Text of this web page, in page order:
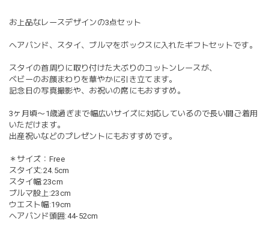
お上品なレースデザインの3点セット
ヘアバンド、スタイ、ブルマをボックスに入れたギフトセットです。
スタイの首周りに取り付けた大ぶりのコットンレースが、
ベビーのお顔まわりを華やかに引き立てます。
記念日の写真撮影や、お祝いの席にもおすすめ。
3ヶ月頃〜1歳過ぎまで幅広いサイズに対応しているので長い間ご着用
いただけます。
出産祝いなどのプレゼントにもおすすめです。
＊サイズ：Free
スタイ丈:24.5cm
スタイ幅:23cm
ブルマ股上:23cm
ウエスト幅:19cm
ヘアバンド頭囲:44-52cm